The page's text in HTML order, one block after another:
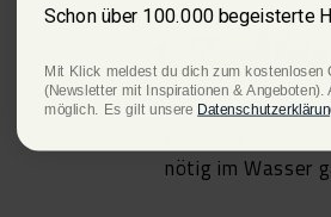
1.
Frische Zutaten
nötig im Wasser
Schon über 100.000 begeisterte
Mit Klick meldest du dich zum kostenlosen
(Newsletter mit Inspirationen & Angeboten).
möglich. Es gilt unsere